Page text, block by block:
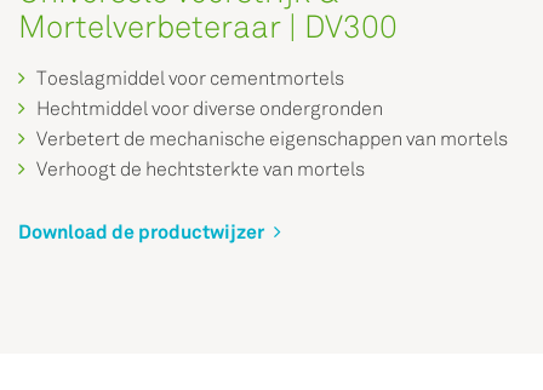
Mortelverbeteraar | DV300
Toeslagmiddel voor cementmortels
Hechtmiddel voor diverse ondergronden
Verbetert de mechanische eigenschappen van mortels
Verhoogt de hechtsterkte van mortels
Download de productwijzer